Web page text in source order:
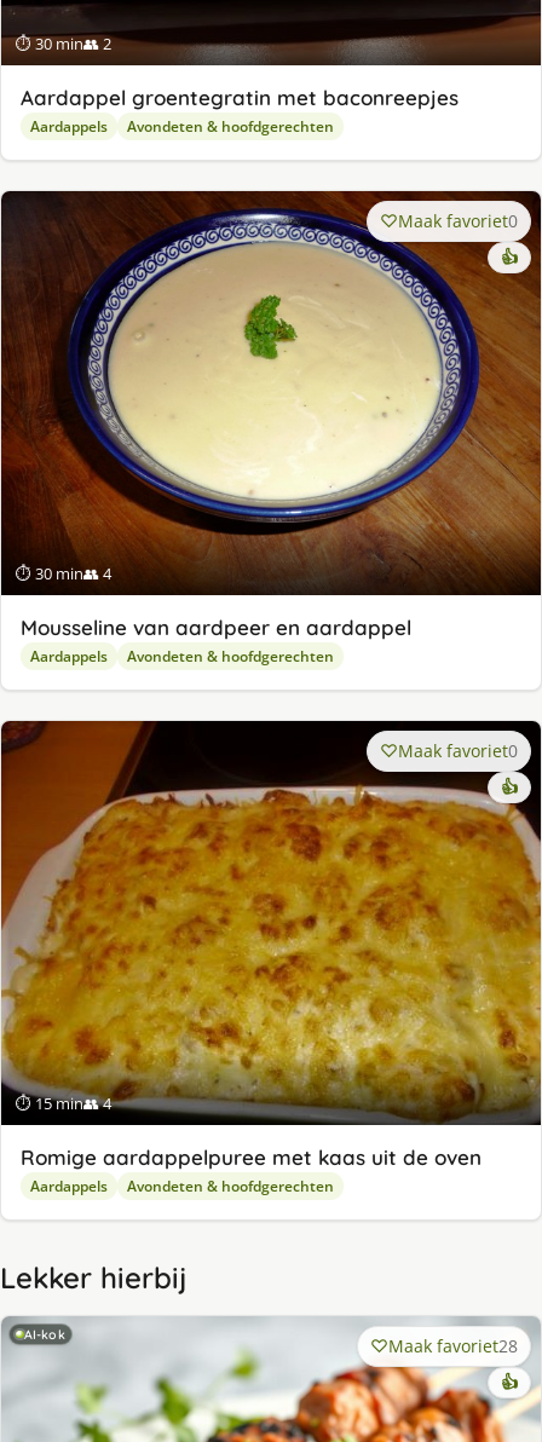
⏱ 30 min👥 2
Aardappel groentegratin met baconreepjes
Aardappels Avondeten & hoofdgerechten
⏱ 30 min👥 4
Maak favoriet0
👍
Mousseline van aardpeer en aardappel
Aardappels Avondeten & hoofdgerechten
⏱ 15 min👥 4
Maak favoriet0
👍
Romige aardappelpuree met kaas uit de oven
Aardappels Avondeten & hoofdgerechten
Lekker hierbij
AI-kok Maak favoriet28
👍